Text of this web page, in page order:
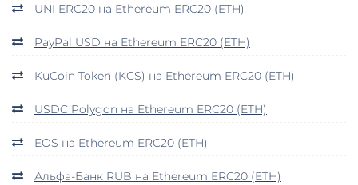
UNI ERC20 на Ethereum ERC20 (ETH)
PayPal USD на Ethereum ERC20 (ETH)
KuCoin Token (KCS) на Ethereum ERC20 (ETH)
USDC Polygon на Ethereum ERC20 (ETH)
EOS на Ethereum ERC20 (ETH)
Альфа-Банк RUB на Ethereum ERC20 (ETH)